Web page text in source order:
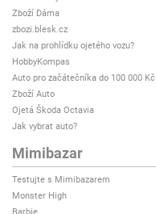
Zboží Dáma
zbozi.blesk.cz
Jak na prohlídku ojetého vozu?
HobbyKompas
Auto pro začátečníka do 100 000 Kč
Zboží Auto
Ojetá Škoda Octavia
Jak vybrat auto?
Mimibazar
Testujte s Mimibazarem
Monster High
Barbie